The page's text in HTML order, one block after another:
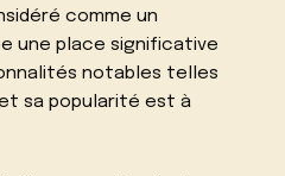
comme un
une place significative
notables telles
et sa popularité est à